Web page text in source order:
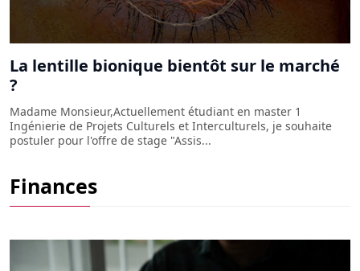
La lentille bionique bientôt sur le marché
?
Madame Monsieur,Actuellement étudiant en master 1
Ingénierie de Projets Culturels et Interculturels, je souhaite
postuler pour l'offre de stage "Assis...
Finances
Consumer Finance